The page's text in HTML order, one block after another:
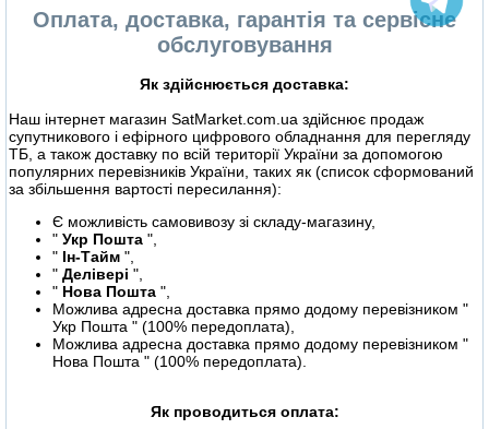
Оплата, доставка, гарантія та сервісне
обслуговування
Як здійснюється доставка:
Наш інтернет магазин SatMarket.com.ua здійснює продаж
супутникового і ефірного цифрового обладнання для перегляду
ТБ, а також доставку по всій території України за допомогою
популярних перевізників України, таких як (список сформований
за збільшення вартості пересилання):
Є можливість самовивозу зі складу-магазину,
" Укр Пошта ",
" Ін-Тайм ",
" Делівері ",
" Нова Пошта ",
Можлива адресна доставка прямо додому перевізником "
Укр Пошта " (100% передоплата),
Можлива адресна доставка прямо додому перевізником "
Нова Пошта " (100% передоплата).
Як проводиться оплата: